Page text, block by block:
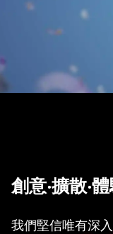
創意‧擴散‧
我們堅信唯有深